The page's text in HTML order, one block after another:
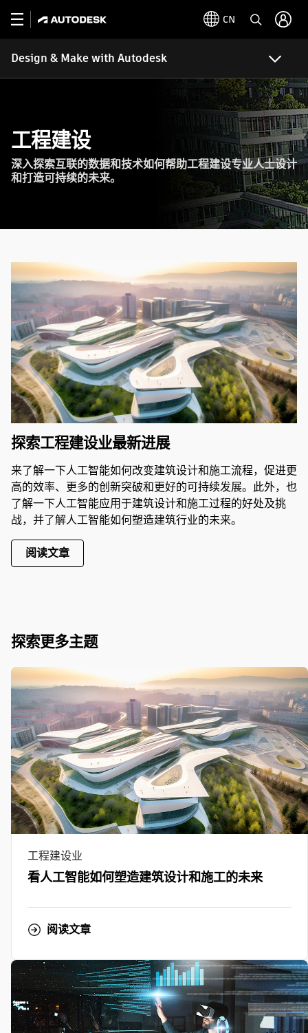
CN
Design & Make with Autodesk
工程建设
深入探索互联的数据和技术如何帮助工程建设专业人士设计
和打造可持续的未来。
探索工程建设业最新进展
来了解一下人工智能如何改变建筑设计和施工流程，促进更
高的效率、更多的创新突破和更好的可持续发展。此外，也
了解一下人工智能应用于建筑设计和施工过程的好处及挑
战，并了解人工智能如何塑造建筑行业的未来。
阅读文章
探索更多主题
工程建设业
看人工智能如何塑造建筑设计和施工的未来
阅读文章